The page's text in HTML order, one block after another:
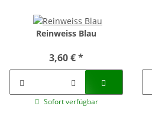
Reinweiss Blau
3,60 €*
Sofort verfügbar